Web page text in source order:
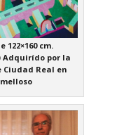
cm.
Adquirído por la
Real en